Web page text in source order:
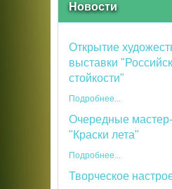
Новости
Открытие
выставки
стойкости"
Подробнее...
Очередные
"Краски лета"
Подробнее...
Творческое